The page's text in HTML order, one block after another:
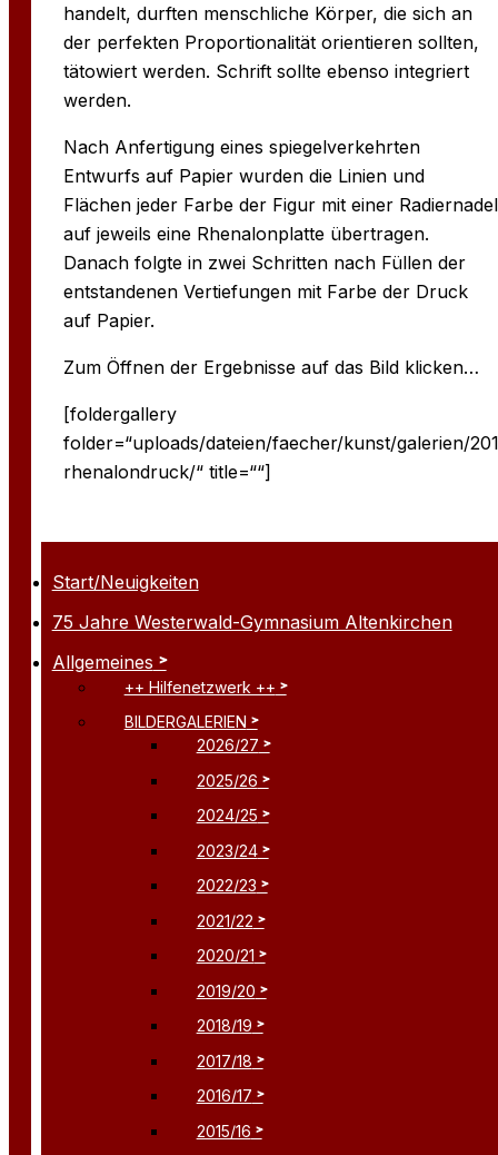
Start/Neuigkeiten
75 Jahre Westerwald-Gymnasium Altenkirchen
Allgemeines
++ Hilfenetzwerk ++
BILDERGALERIEN
2026/27
2025/26
2024/25
2023/24
2022/23
2021/22
2020/21
2019/20
2018/19
2017/18
2016/17
2015/16
handelt, durften menschliche Körper, die sich an
der perfekten Proportionalität orientieren sollten,
tätowiert werden. Schrift sollte ebenso integriert
werden.
Nach Anfertigung eines spiegelverkehrten
Entwurfs auf Papier wurden die Linien und
Flächen jeder Farbe der Figur mit einer Radiernadel
auf jeweils eine Rhenalonplatte übertragen.
Danach folgte in zwei Schritten nach Füllen der
entstandenen Vertiefungen mit Farbe der Druck
auf Papier.
Zum Öffnen der Ergebnisse auf das Bild klicken…
[foldergallery
folder=“uploads/dateien/faecher/kunst/galerien/
rhenalondruck/“ title=““]